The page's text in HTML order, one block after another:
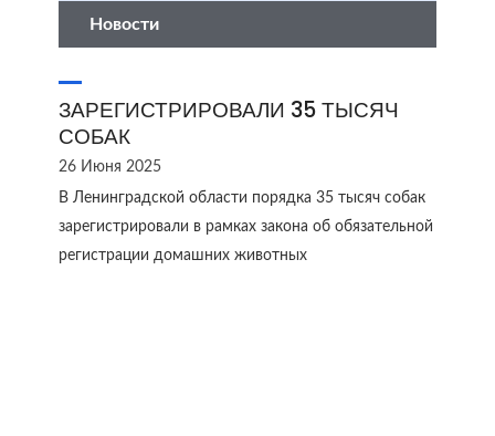
Новости
ЗАРЕГИСТРИРОВАЛИ 35 ТЫСЯЧ
СОБАК
26 Июня 2025
В Ленинградской области порядка 35 тысяч собак
зарегистрировали в рамках закона об обязательной
регистрации домашних животных